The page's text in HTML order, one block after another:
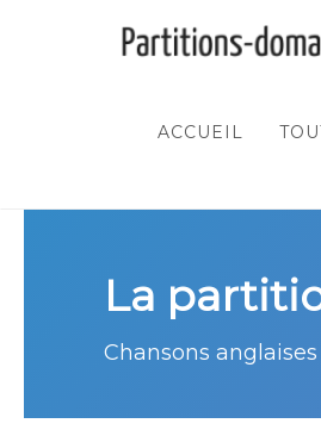
ACCUEIL
La
Chansons anglaises